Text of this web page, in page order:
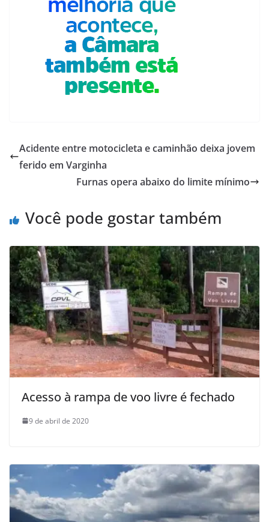
Acidente entre motocicleta e caminhão deixa jovem
ferido em Varginha
Furnas opera abaixo do limite mínimo
Você pode gostar também
Acesso à rampa de voo livre é fechado
9 de abril de 2020